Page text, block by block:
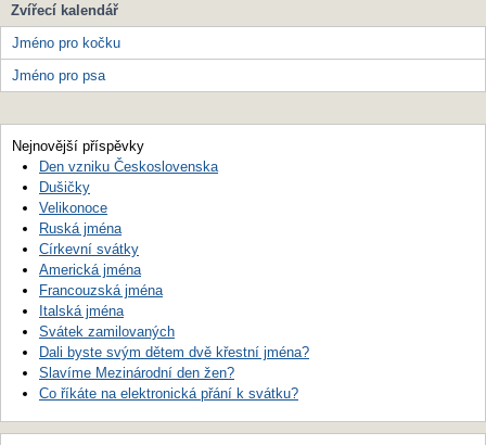
Zvířecí kalendář
Jméno pro kočku
Jméno pro psa
Nejnovější příspěvky
Den vzniku Československa
Dušičky
Velikonoce
Ruská jména
Církevní svátky
Americká jména
Francouzská jména
Italská jména
Svátek zamilovaných
Dali byste svým dětem dvě křestní jména?
Slavíme Mezinárodní den žen?
Co říkáte na elektronická přání k svátku?